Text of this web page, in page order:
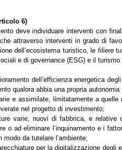
6)
deve individuare interventi con
attraverso interventi in grado di
dell’ecosistema turistico, le filiere
e di governance (ESG) e il turismo
dell’efficienza energetica
qualora abbia una propria
e assimilate, limitatamente a
nel progetto di investimento;
varie, nuovi di fabbrica, e relative
o ad eliminare l’inquinamento e i
modo da tutelare l’ambiente;
per la digitalizzazione degli